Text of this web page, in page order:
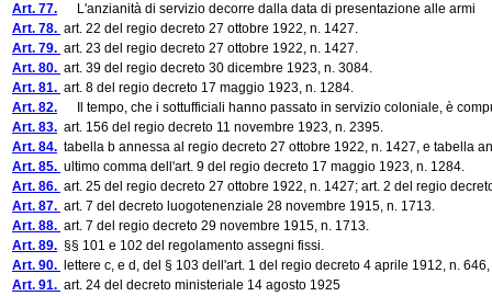
Art. 77. L'anzianità di servizio decorre dalla data di presentazione alle armi
Art. 78. art. 22 del regio decreto 27 ottobre 1922, n. 1427.
Art. 79. art. 23 del regio decreto 27 ottobre 1922, n. 1427.
Art. 80. art. 39 del regio decreto 30 dicembre 1923, n. 3084.
Art. 81. art. 8 del regio decreto 17 maggio 1923, n. 1284.
Art. 82. Il tempo, che i sottufficiali hanno passato in servizio coloniale, è
Art. 83. art. 156 del regio decreto 11 novembre 1923, n. 2395.
Art. 84. tabella b annessa al regio decreto 27 ottobre 1922, n. 1427, e tabella
Art. 85. ultimo comma dell'art. 9 del regio decreto 17 maggio 1923, n. 1284.
Art. 86. art. 25 del regio decreto 27 ottobre 1922, n. 1427; art. 2 del regio
Art. 87. art. 7 del decreto luogotenenziale 28 novembre 1915, n. 1713.
Art. 88. art. 7 del regio decreto 29 novembre 1915, n. 1713.
Art. 89. §§ 101 e 102 del regolamento assegni fissi.
Art. 90.
lettere c, e d, del § 103 dell'art. 1 del regio decreto 4 aprile 1912, n.
Art. 91. art. 24 del decreto ministeriale 14 agosto 1925